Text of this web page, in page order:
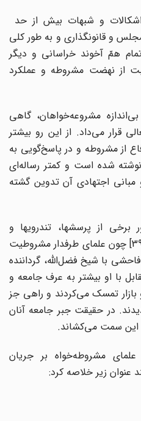
و شبهات بیش از حد
و قانونگذاری و به طور کلی
همّ آخوند خراسانی و دیگر
از نهضت مشروطه و عملکرد
مشروعه‌خواهان، گاهی
قرار می‌داد. از این رو بیشتر
از مشروطه و در پاسخ‌گویی به
شده است و کمتر رساله‌ای
اجتهادی آن تدوین گشته
از پرسشها، تندرویها و
انتقادات را طبیعی می‌شمردند.[39] چون علمای طرفدار مشروطیت
با شیخ فضل‌الله، گرداننده
با او بیشتر به عرف جامعه و
تمسک می‌کردند و راهی جز
در حقیقت جبر جامعه آنان
سمت می‌کشاند.
مشروطه‌خواه بر جریان
زیر خلاصه کرد: